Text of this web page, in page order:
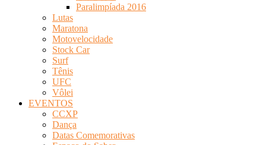
Paralimpíada 2016
Lutas
Maratona
Motovelocidade
Stock Car
Surf
Tênis
UFC
Vôlei
EVENTOS
CCXP
Dança
Datas Comemorativas